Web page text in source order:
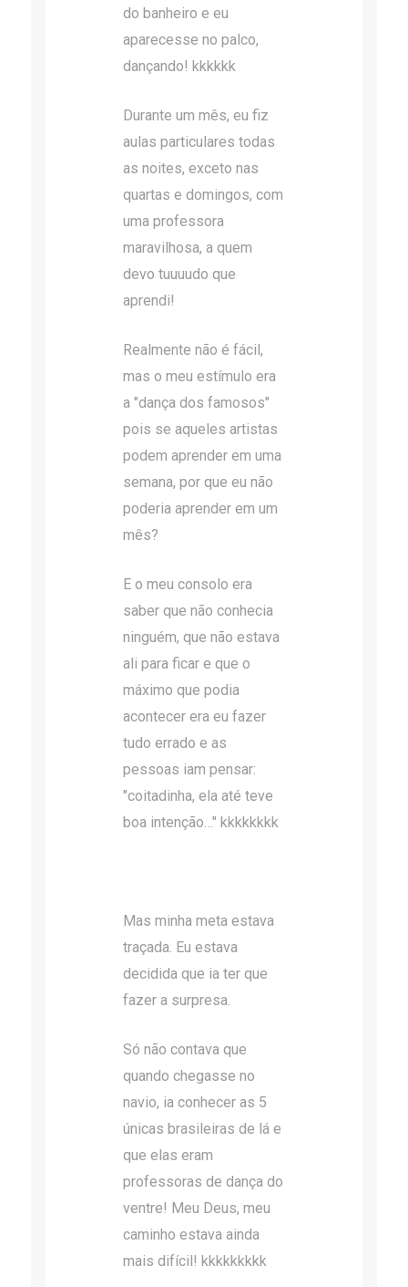
do banheiro e eu
aparecesse no palco,
dançando! kkkkkk
Durante um mês, eu fiz
aulas particulares todas
as noites, exceto nas
quartas e domingos, com
uma professora
maravilhosa, a quem
devo tuuuudo que
aprendi!
Realmente não é fácil,
mas o meu estímulo era
a "dança dos famosos"
pois se aqueles artistas
podem aprender em uma
semana, por que eu não
poderia aprender em um
mês?
E o meu consolo era
saber que não conhecia
ninguém, que não estava
ali para ficar e que o
máximo que podia
acontecer era eu fazer
tudo errado e as
pessoas iam pensar:
"coitadinha, ela até teve
boa intenção…" kkkkkkkk
Mas minha meta estava
traçada. Eu estava
decidida que ia ter que
fazer a surpresa.
Só não contava que
quando chegasse no
navio, ia conhecer as 5
únicas brasileiras de lá e
que elas eram
professoras de dança do
ventre! Meu Deus, meu
caminho estava ainda
mais difícil! kkkkkkkkk